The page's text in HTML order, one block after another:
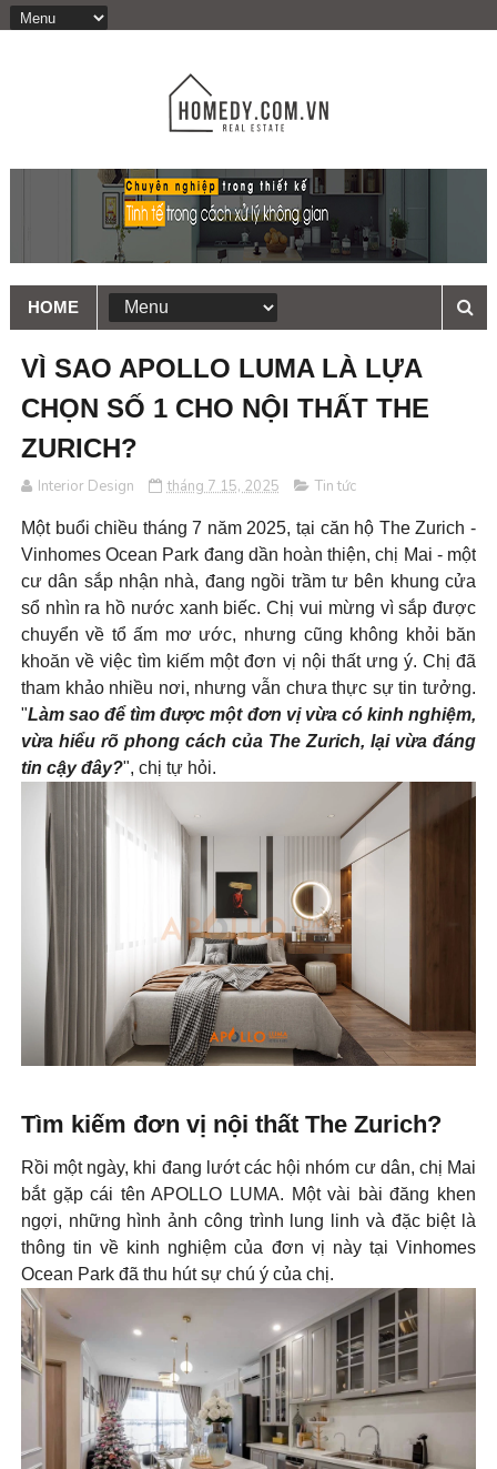
HOME
VÌ SAO APOLLO LUMA LÀ LỰA
CHỌN SỐ 1 CHO NỘI THẤT THE
ZURICH?
Interior Design tháng 7 15, 2025 Tin tức
Một buổi chiều tháng 7 năm 2025, tại căn hộ The Zurich -
Vinhomes Ocean Park đang dần hoàn thiện, chị Mai - một
cư dân sắp nhận nhà, đang ngồi trầm tư bên khung cửa
sổ nhìn ra hồ nước xanh biếc. Chị vui mừng vì sắp được
chuyển về tổ ấm mơ ước, nhưng cũng không khỏi băn
khoăn về việc tìm kiếm một đơn vị nội thất ưng ý. Chị đã
tham khảo nhiều nơi, nhưng vẫn chưa thực sự tin tưởng.
"Làm sao để tìm được một đơn vị vừa có kinh nghiệm,
vừa hiểu rõ phong cách của The Zurich, lại vừa đáng
tin cậy đây?", chị tự hỏi.
Tìm kiếm đơn vị nội thất The Zurich?
Rồi một ngày, khi đang lướt các hội nhóm cư dân, chị Mai
bắt gặp cái tên APOLLO LUMA. Một vài bài đăng khen
ngợi, những hình ảnh công trình lung linh và đặc biệt là
thông tin về kinh nghiệm của đơn vị này tại Vinhomes
Ocean Park đã thu hút sự chú ý của chị.